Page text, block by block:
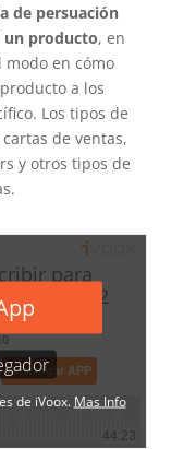
de persuación
un producto, en
en cómo
a los
Los tipos de
de ventas,
y otros tipos de